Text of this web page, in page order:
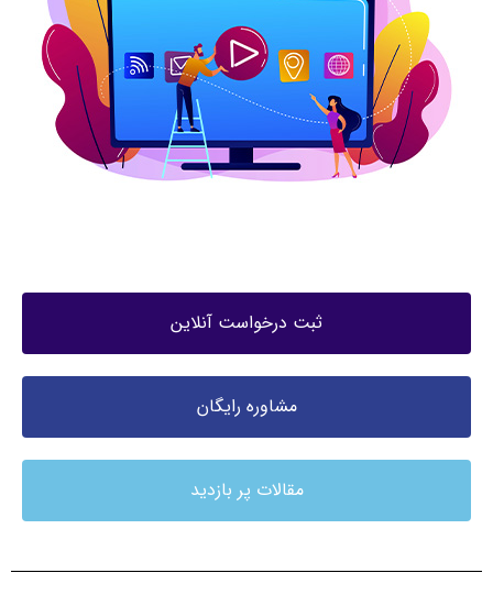
ثبت درخواست آنلاین
مشاوره رایگان
مقالات پر بازدید